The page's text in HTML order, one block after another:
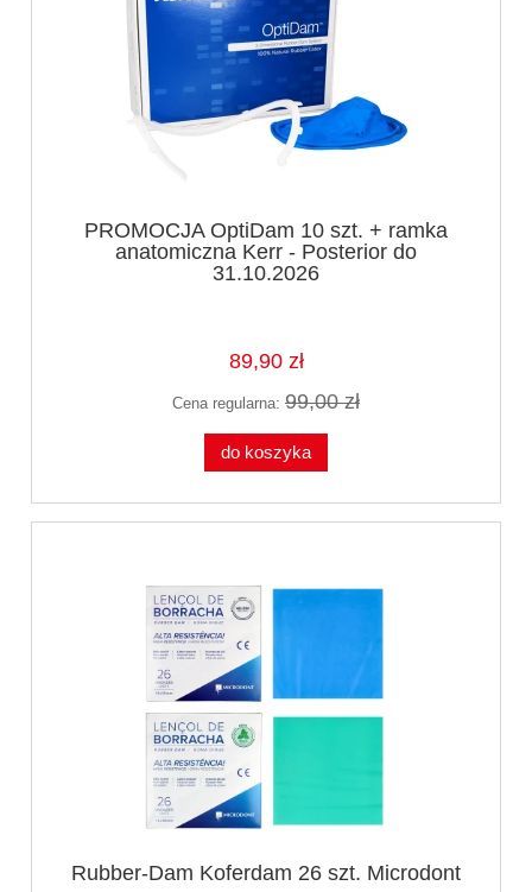
PROMOCJA OptiDam 10 szt. + ramka
anatomiczna Kerr - Posterior do
31.10.2026
89,90 zł
Cena regularna: 99,00 zł
do koszyka
Rubber-Dam Koferdam 26 szt. Microdont